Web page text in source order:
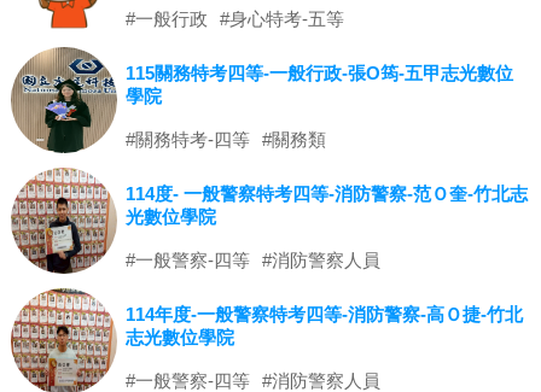
#一般行政 #身心特考-五等
115關務特考四等-一般行政-張O筠-五甲志光數位
學院
#關務特考-四等 #關務類
114度- 一般警察特考四等-消防警察-范Ｏ奎-竹北志
光數位學院
#一般警察-四等 #消防警察人員
114年度-一般警察特考四等-消防警察-高Ｏ捷-竹北
志光數位學院
#一般警察-四等 #消防警察人員